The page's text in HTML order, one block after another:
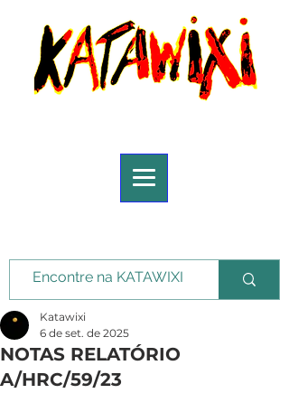
NOTAS RELATÓRIO
A/HRC/59/23
Katawixi
6 de set. de 2025